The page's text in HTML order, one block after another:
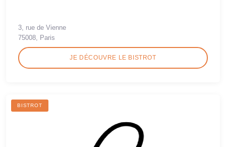
3, rue de Vienne
75008, Paris
JE DÉCOUVRE LE BISTROT
BISTROT